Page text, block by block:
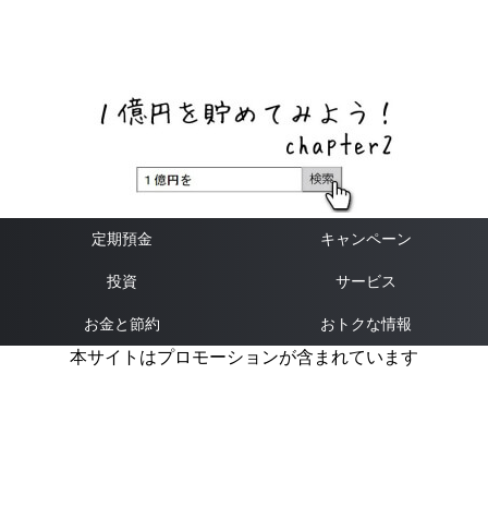
定期預金 キャンペーン
投資 サービス
お金と節約 おトクな情報
本サイトはプロモーションが含まれています